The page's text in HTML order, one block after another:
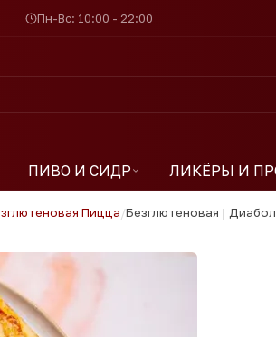
Пн-Вс: 10:00 - 22:00
ПИВО И СИДР ЛИКЁРЫ И
Пицца/Безглютеновая |